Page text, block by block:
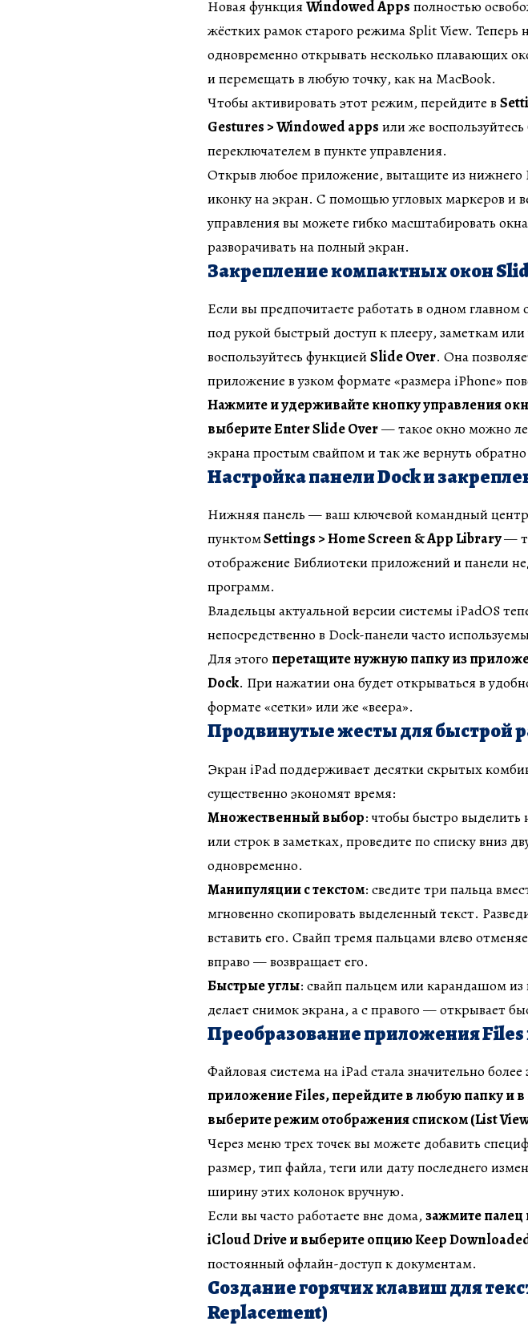
Новая функцияWindowed Apps полностью
жёстких рамок старого режима Split View. Теперь
одновременно открывать несколько плавающих
и перемещать в любую точку, как на MacBook.
Чтобы активировать этот режим, перейдите в
Gestures > Windowed apps или же
переключателем в пункте управления.
Открыв любое приложение, вытащите из
иконку на экран. С помощью угловых маркеров и
управления вы можете гибко масштабировать
разворачивать на полный экран.
Закрепление компактных окон
Если вы предпочитаете работать в одном главном
под рукой быстрый доступ к плееру, заметкам или
воспользуйтесь функциейSlide Over. Она
приложение в узком формате «размера iPhone»
Нажмите и удерживайте кнопку управления
выберите Enter Slide Over— такое окно можно
экрана простым свайпом и так же вернуть
Настройка панели Dock и
Нижняя панель — ваш ключевой командный
пунктомSettings > Home Screen & App Library—
отображение Библиотеки приложений и панели
программ.
Владельцы актуальной версии системы iPadOS
непосредственно в Dock-панели часто
Для этого перетащите нужную папку из
Dock. При нажатии она будет открываться в
формате «сетки» или же «веера».
Продвинутые жесты для быстрой
Экран iPad поддерживает десятки скрытых
существенно экономят время:
Множественный выбор: чтобы быстро выделить
или строк в заметках, проведите по списку вниз
одновременно.
Манипуляции с текстом: сведите три пальца
мгновенно скопировать выделенный текст.
вставить его. Свайп тремя пальцами влево
вправо — возвращает его.
Быстрые углы: свайп пальцем или карандашом из
делает снимок экрана, а с правого — открывает
Преобразование приложения Files
Файловая система на iPad стала значительно более
приложение Files, перейдите в любую папку и
выберите режим отображения списком (List
Через меню трех точек вы можете добавить
размер, тип файла, теги или дату последнего
ширину этих колонок вручную.
Если вы часто работаете вне дома,зажмите палец
iCloud Drive и выберите опцию Keep
постоянный офлайн-доступ к документам.
Создание горячих клавиш для
Replacement)